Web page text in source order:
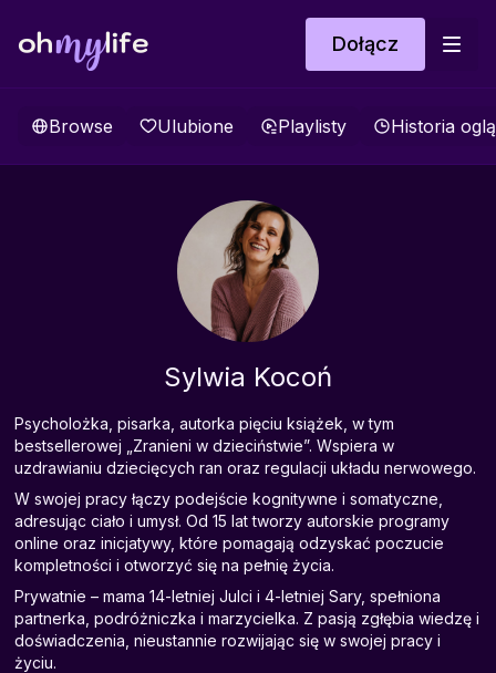
Dołącz
Browse Ulubione Playlisty Historia
Sylwia Kocoń
Psycholożka, pisarka, autorka pięciu książek, w tym
bestsellerowej „Zranieni w dzieciństwie”. Wspiera w
uzdrawianiu dziecięcych ran oraz regulacji układu nerwowego.
W swojej pracy łączy podejście kognitywne i somatyczne,
adresując ciało i umysł. Od 15 lat tworzy autorskie programy
online oraz inicjatywy, które pomagają odzyskać poczucie
kompletności i otworzyć się na pełnię życia.
Prywatnie – mama 14-letniej Julci i 4-letniej Sary, spełniona
partnerka, podróżniczka i marzycielka. Z pasją zgłębia wiedzę i
doświadczenia, nieustannie rozwijając się w swojej pracy i
życiu.